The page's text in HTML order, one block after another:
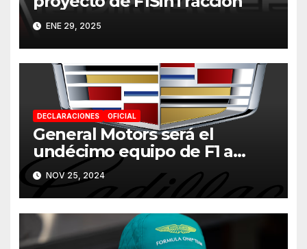
ENE 29, 2025
DECLARACIONES OFICIAL
General Motors será el
undécimo equipo de F1 a
partir de 2026
NOV 25, 2024